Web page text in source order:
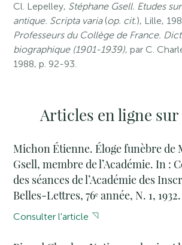
Cl. Lepelley, Stéphane Gsell. Etudes
antique. Scripta varia(op. cit.), Lille,
Professeurs du Collège de France.
biographique (1901-1939), par C.
1988, p. 92-93.
Articles en ligne sur
Michon Étienne. Éloge funèbre de
Gsell, membre de l’Académie. In :
des séances de l’Académie des
Belles-Lettres, 76ᵉ année, N. 1,
Consulter l'article